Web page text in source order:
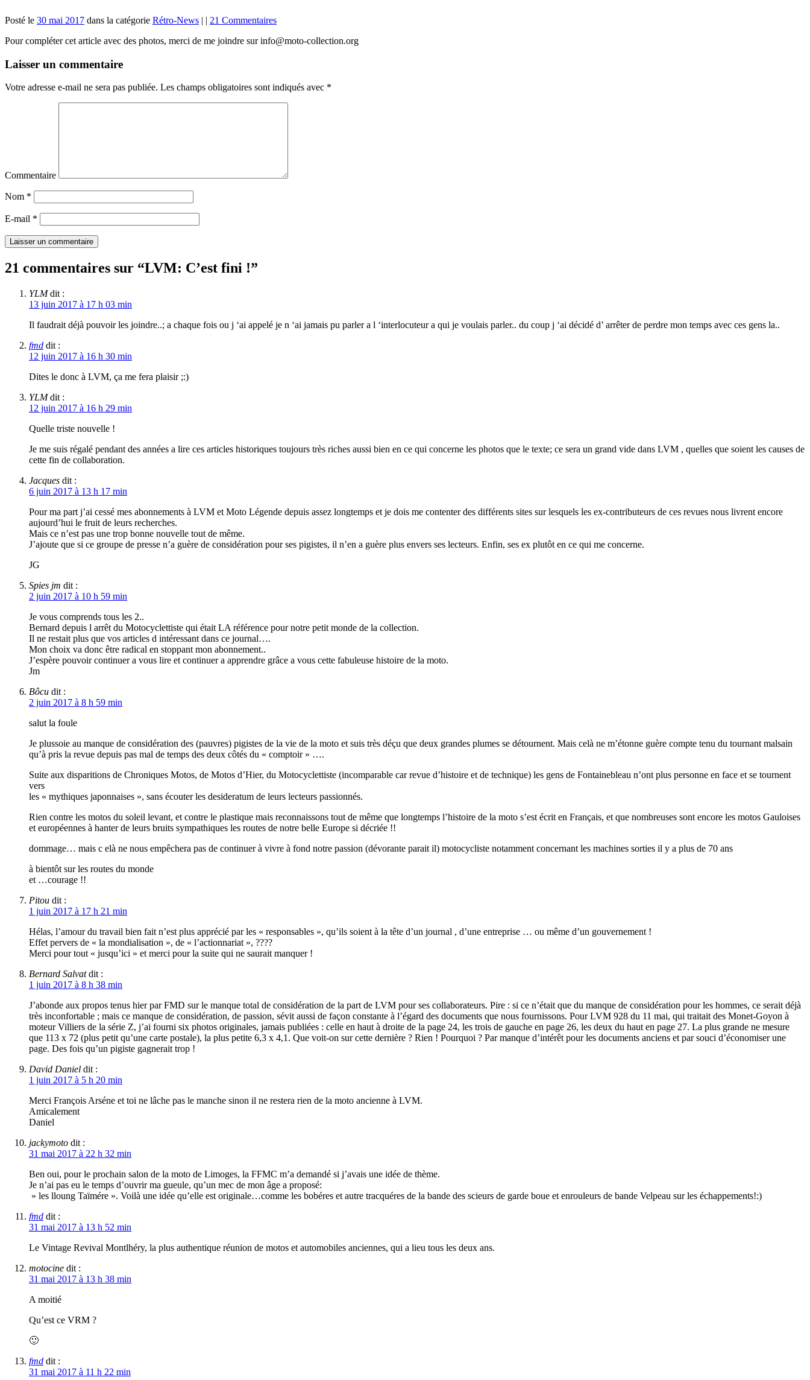
Posté le 30 mai 2017 dans la catégorie Rétro-News | | 21 Commentaires
Pour compléter cet article avec des photos, merci de me joindre sur info@moto-collection.org
Laisser un commentaire
Votre adresse e-mail ne sera pas publiée. Les champs obligatoires sont indiqués avec *
Commentaire
Nom *
E-mail *
21 commentaires sur “LVM: C’est fini !”
YLM dit :
13 juin 2017 à 17 h 03 min
Il faudrait déjà pouvoir les joindre..; a chaque fois ou j ‘ai appelé je n ‘ai jamais pu parler a l ‘interlocuteur a qui je voulais parler.. du coup j ‘ai décidé d’ arrêter de perdre mon temps avec ces gens la..
fmd dit :
12 juin 2017 à 16 h 30 min
Dites le donc à LVM, ça me fera plaisir ;:)
YLM dit :
12 juin 2017 à 16 h 29 min
Quelle triste nouvelle !
Je me suis régalé pendant des années a lire ces articles historiques toujours très riches aussi bien en ce qui concerne les photos que le texte; ce sera un grand vide dans LVM , quelles que soient les causes de
cette fin de collaboration.
Jacques dit :
6 juin 2017 à 13 h 17 min
Pour ma part j’ai cessé mes abonnements à LVM et Moto Légende depuis assez longtemps et je dois me contenter des différents sites sur lesquels les ex-contributeurs de ces revues nous livrent encore
aujourd’hui le fruit de leurs recherches.
Mais ce n’est pas une trop bonne nouvelle tout de même.
J’ajoute que si ce groupe de presse n’a guère de considération pour ses pigistes, il n’en a guère plus envers ses lecteurs. Enfin, ses ex plutôt en ce qui me concerne.
JG
Spies jm dit :
2 juin 2017 à 10 h 59 min
Je vous comprends tous les 2..
Bernard depuis l arrêt du Motocyclettiste qui était LA référence pour notre petit monde de la collection.
Il ne restait plus que vos articles d intéressant dans ce journal….
Mon choix va donc être radical en stoppant mon abonnement..
J’espère pouvoir continuer a vous lire et continuer a apprendre grâce a vous cette fabuleuse histoire de la moto.
Jm
Bôcu dit :
2 juin 2017 à 8 h 59 min
salut la foule
Je plussoie au manque de considération des (pauvres) pigistes de la vie de la moto et suis très déçu que deux grandes plumes se détournent. Mais celà ne m’étonne guère compte tenu du tournant malsain
qu’à pris la revue depuis pas mal de temps des deux côtés du « comptoir » ….
Suite aux disparitions de Chroniques Motos, de Motos d’Hier, du Motocyclettiste (incomparable car revue d’histoire et de technique) les gens de Fontainebleau n’ont plus personne en face et se tournent
vers
les « mythiques japonnaises », sans écouter les desideratum de leurs lecteurs passionnés.
Rien contre les motos du soleil levant, et contre le plastique mais reconnaissons tout de même que longtemps l’histoire de la moto s’est écrit en Français, et que nombreuses sont encore les motos Gauloises
et européennes à hanter de leurs bruits sympathiques les routes de notre belle Europe si décriée !!
dommage… mais c elà ne nous empêchera pas de continuer à vivre à fond notre passion (dévorante parait il) motocycliste notamment concernant les machines sorties il y a plus de 70 ans
à bientôt sur les routes du monde
et …courage !!
Pitou dit :
1 juin 2017 à 17 h 21 min
Hélas, l’amour du travail bien fait n’est plus apprécié par les « responsables », qu’ils soient à la tête d’un journal , d’une entreprise … ou même d’un gouvernement !
Effet pervers de « la mondialisation », de « l’actionnariat », ????
Merci pour tout « jusqu’ici » et merci pour la suite qui ne saurait manquer !
Bernard Salvat dit :
1 juin 2017 à 8 h 38 min
J’abonde aux propos tenus hier par FMD sur le manque total de considération de la part de LVM pour ses collaborateurs. Pire : si ce n’était que du manque de considération pour les hommes, ce serait déjà
très inconfortable ; mais ce manque de considération, de passion, sévit aussi de façon constante à l’égard des documents que nous fournissons. Pour LVM 928 du 11 mai, qui traitait des Monet-Goyon à
moteur Villiers de la série Z, j’ai fourni six photos originales, jamais publiées : celle en haut à droite de la page 24, les trois de gauche en page 26, les deux du haut en page 27. La plus grande ne mesure
que 113 x 72 (plus petit qu’une carte postale), la plus petite 6,3 x 4,1. Que voit-on sur cette dernière ? Rien ! Pourquoi ? Par manque d’intérêt pour les documents anciens et par souci d’économiser une
page. Des fois qu’un pigiste gagnerait trop !
David Daniel dit :
1 juin 2017 à 5 h 20 min
Merci François Arséne et toi ne lâche pas le manche sinon il ne restera rien de la moto ancienne à LVM.
Amicalement
Daniel
jackymoto dit :
31 mai 2017 à 22 h 32 min
Ben oui, pour le prochain salon de la moto de Limoges, la FFMC m’a demandé si j’avais une idée de thème.
Je n’ai pas eu le temps d’ouvrir ma gueule, qu’un mec de mon âge a proposé:
» les lloung Taïmére ». Voilà une idée qu’elle est originale…comme les bobéres et autre tracquéres de la bande des scieurs de garde boue et enrouleurs de bande Velpeau sur les échappements!:)
fmd dit :
31 mai 2017 à 13 h 52 min
Le Vintage Revival Montlhéry, la plus authentique réunion de motos et automobiles anciennes, qui a lieu tous les deux ans.
motocine dit :
31 mai 2017 à 13 h 38 min
A moitié
Qu’est ce VRM ?
🙂
fmd dit :
31 mai 2017 à 11 h 22 min